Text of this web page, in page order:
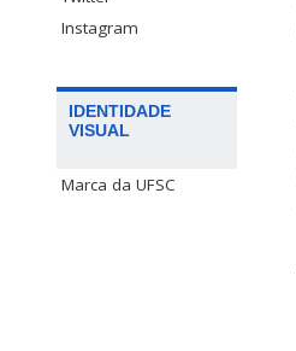
Instagram
IDENTIDADE
VISUAL
Marca da UFSC